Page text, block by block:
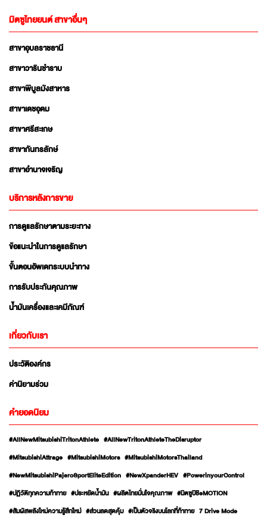
มิตซูไทยยนต์ สาขาอื่นๆ
สาขาอุบลราชธานี
สาขาวารินชำราบ
สาขาพิบูลมังสาหาร
สาขาเดชอุดม
สาขาศรีสะเกษ
สาขากันทรลักษ์
สาขาอำนาจเจริญ
บริการหลังการขาย
การดูแลรักษาตามระยะทาง
ข้อแนะนำในการดูแลรักษา
ขั้นตอนอัพเดทระบบนำทาง
การรับประกันคุณภาพ
น้ำมันเครื่องและเคมีภัณฑ์
เกี่ยวกับเรา
ประวัติองค์กร
ค่านิยามร่วม
คำยอดนิยม
#AllNewMitsubishiTritonAthlete #AllNewTritonAthleteTheDisruptor
#MitsubishiAttrage #MitsubishiMotors #MitsubishiMotorsThailand
#NewMitsubishiPajeroSportEliteEdition #NewXpanderHEV #PowerinyourControl
#ปฏิวัติทุกความท้าทาย #ประหยัดน้ำมัน #ผลิตไทยมั่นใจคุณภาพ #มิตซูบิชิeMOTION
#สัมผัสพลังใหม่ความรู้สึกใหม่ #ส่วนลดสุดคุ้ม #เป็นตัวจริงบนโลกที่ท้าทาย 7 Drive Mode